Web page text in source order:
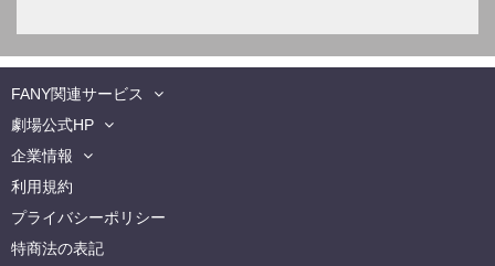
FANY関連サービス
劇場公式HP
企業情報
利用規約
プライバシーポリシー
特商法の表記